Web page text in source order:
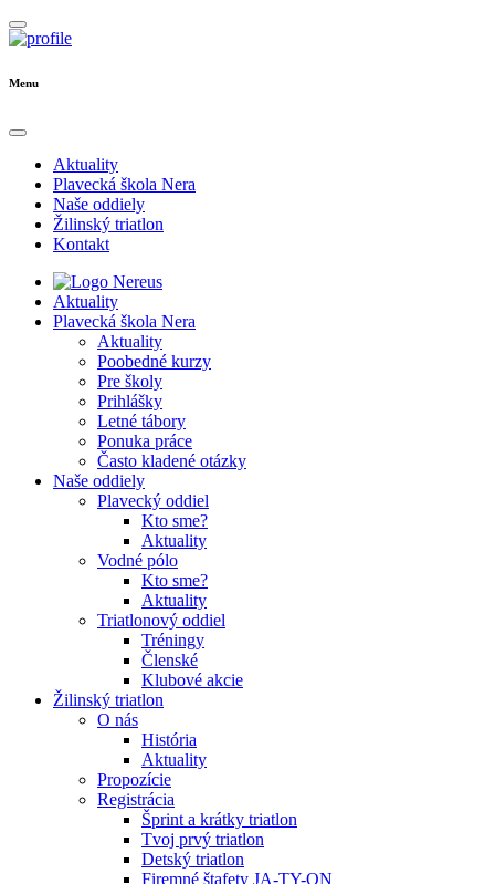
Menu
Aktuality
Plavecká škola Nera
Naše oddiely
Žilinský triatlon
Kontakt
Aktuality
Plavecká škola Nera
Aktuality
Poobedné kurzy
Pre školy
Prihlášky
Letné tábory
Ponuka práce
Často kladené otázky
Naše oddiely
Plavecký oddiel
Kto sme?
Aktuality
Vodné pólo
Kto sme?
Aktuality
Triatlonový oddiel
Tréningy
Členské
Klubové akcie
Žilinský triatlon
O nás
História
Aktuality
Propozície
Registrácia
Šprint a krátky triatlon
Tvoj prvý triatlon
Detský triatlon
Firemné štafety JA-TY-ON